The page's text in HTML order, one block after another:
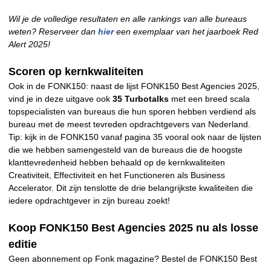
Wil je de volledige resultaten en alle rankings van alle bureaus
weten? Reserveer dan hiereen exemplaar van het jaarboek Red
Alert 2025!
Scoren op kernkwaliteiten
Ook in de FONK150: naast de lijst FONK150 Best Agencies 2025,
vind je in deze uitgave ook 35 Turbotalks met een breed scala
topspecialisten van bureaus die hun sporen hebben verdiend als
bureau met de meest tevreden opdrachtgevers van Nederland.
Tip: kijk in de FONK150 vanaf pagina 35 vooral ook naar de lijsten
die we hebben samengesteld van de bureaus die de hoogste
klanttevredenheid hebben behaald op de kernkwaliteiten
Creativiteit, Effectiviteit en het Functioneren als Business
Accelerator. Dit zijn tenslotte de drie belangrijkste kwaliteiten die
iedere opdrachtgever in zijn bureau zoekt!
Koop FONK150 Best Agencies 2025 nu als losse
editie
Geen abonnement op Fonk magazine? Bestel de FONK150 Best